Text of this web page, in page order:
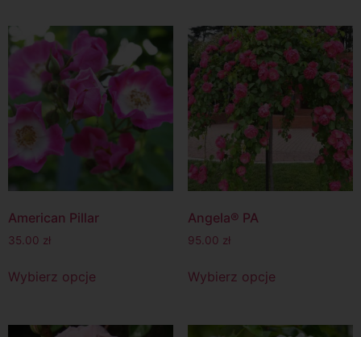
American Pillar
35.00 zł
Wybierz opcje
Angela® PA
95.00 zł
Wybierz opcje